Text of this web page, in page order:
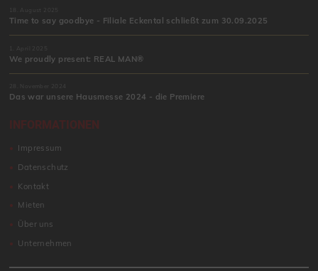
18. August 2025
Time to say goodbye - Filiale Eckental schließt zum 30.09.2025
1. April 2025
We proudly present: REAL MAN®
28. November 2024
Das war unsere Hausmesse 2024 - die Premiere
INFORMATIONEN
Impressum
Datenschutz
Kontakt
Mieten
Über uns
Unternehmen